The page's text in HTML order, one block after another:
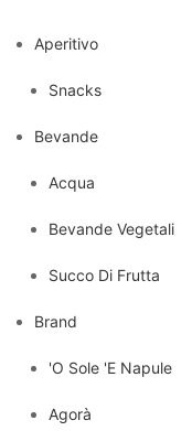
Aperitivo
Snacks
Bevande
Acqua
Bevande Vegetali
Succo Di Frutta
Brand
'O Sole 'E Napule
Agorà